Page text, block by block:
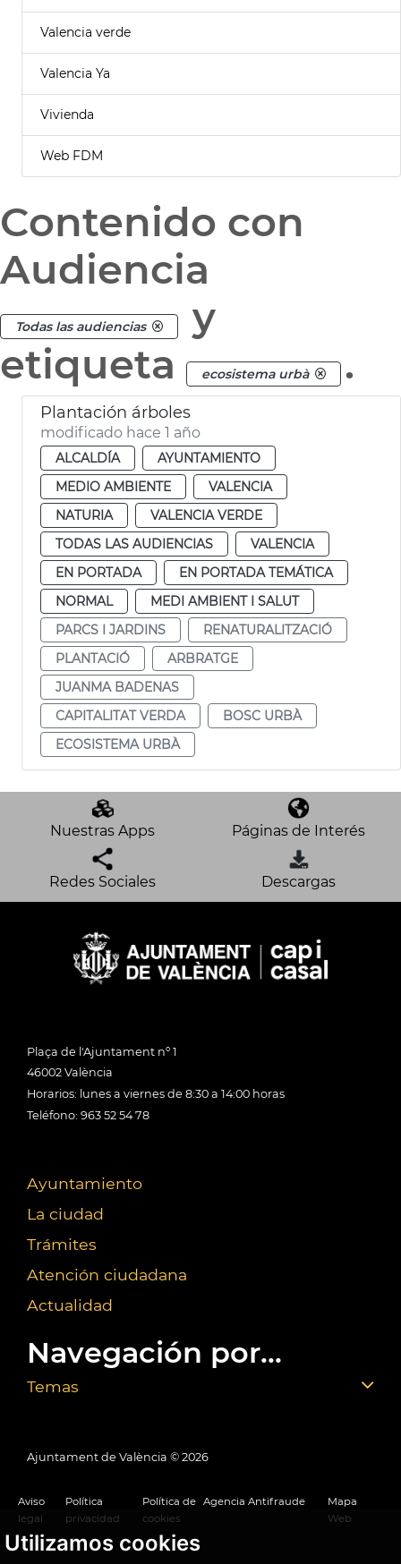
Utilizamos cookies
Valencia verde
Valencia Ya
Vivienda
Web FDM
Contenido con
Audiencia
Todas las audiencias
y
etiqueta
ecosistema urbà .
Plantación árboles
modificado hace 1 año
ALCALDÍA
AYUNTAMIENTO
MEDIO AMBIENTE
VALENCIA
NATURIA
VALENCIA VERDE
TODAS LAS AUDIENCIAS
VALENCIA
EN PORTADA
EN PORTADA TEMÁTICA
NORMAL
MEDI AMBIENT I SALUT
PARCS I JARDINS
RENATURALITZACIÓ
PLANTACIÓ
ARBRATGE
JUANMA BADENAS
CAPITALITAT VERDA
BOSC URBÀ
ECOSISTEMA URBÀ
Nuestras Apps Páginas de Interés
Redes Sociales Descargas
Plaça de l'Ajuntament nº 1
46002 València
Horarios: lunes a viernes de 8:30 a 14:00 horas
Teléfono: 963 52 54 78
Ayuntamiento
La ciudad
Trámites
Atención ciudadana
Actualidad
Navegación por...
Temas
Ajuntament de València © 2026
Aviso
legal
Política
privacidad
Política de
cookies
Agencia Antifraude
Mapa
Web